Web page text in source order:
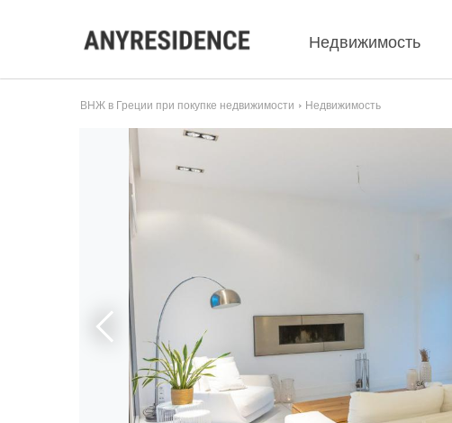
Недвижимость
ВНЖ в Греции при покупке недвижимости Недвижимость